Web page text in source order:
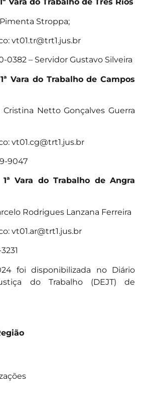
Stroppa;
vt01.tr@trt1.jus.br
0382 – Servidor Gustavo Silveira
Vara do Trabalho de Campos
Cristina Netto Gonçalves Guerra
vt01.cg@trt1.jus.br
9047
1ª Vara do Trabalho de Angra
Rodrigues Lanzana Ferreira
vt01.ar@trt1.jus.br
foi disponibilizada no Diário
do Trabalho (DEJT) de